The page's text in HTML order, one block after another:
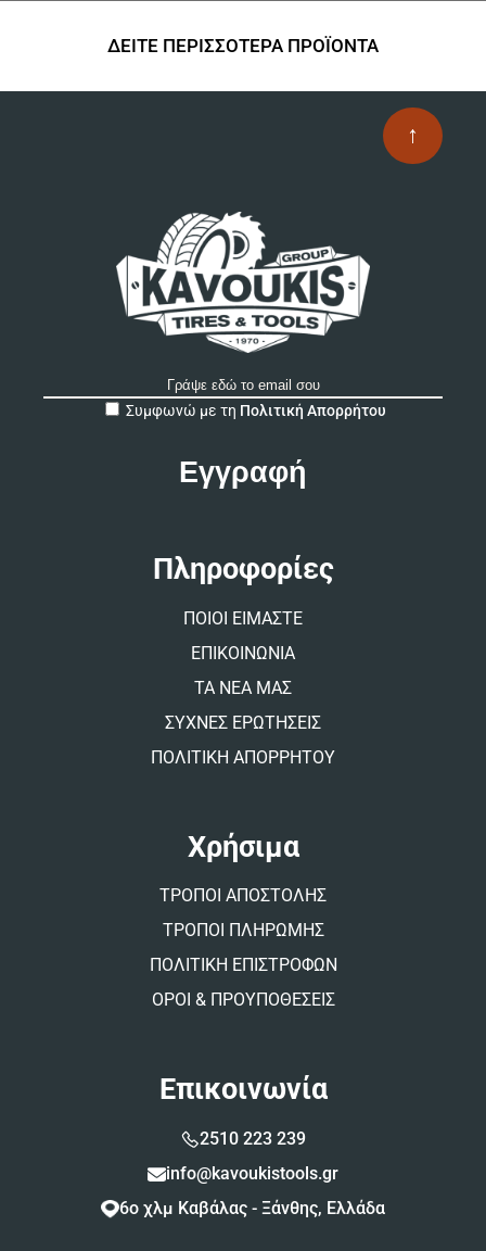
ΔΕΙΤΕ ΠΕΡΙΣΣΟΤΕΡΑ ΠΡΟΪΟΝΤΑ
↑
Συμφωνώ με τη Πολιτική Απορρήτου
Πληροφορίες
ΠΟΙΟΙ ΕΙΜΑΣΤΕ
ΕΠΙΚΟΙΝΩΝΙΑ
ΤΑ ΝΕΑ ΜΑΣ
ΣΥΧΝΕΣ ΕΡΩΤΗΣΕΙΣ
ΠΟΛΙΤΙΚΗ ΑΠΟΡΡΗΤΟΥ
Χρήσιμα
ΤΡΟΠΟΙ ΑΠΟΣΤΟΛΗΣ
ΤΡΟΠΟΙ ΠΛΗΡΩΜΗΣ
ΠΟΛΙΤΙΚΗ ΕΠΙΣΤΡΟΦΩΝ
ΟΡΟΙ & ΠΡΟΥΠΟΘΕΣΕΙΣ
Επικοινωνία
2510 223 239
info@kavoukistools.gr
6ο χλμ Καβάλας - Ξάνθης, Ελλάδα